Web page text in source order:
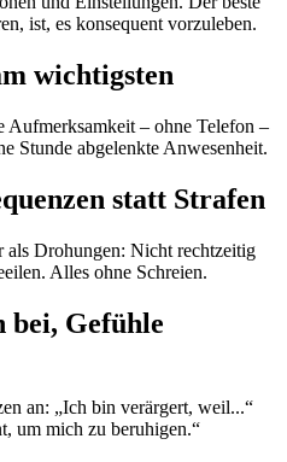
ist, es konsequent vorzuleben.
wichtigsten
Aufmerksamkeit – ohne Telefon –
Stunde abgelenkte Anwesenheit.
statt Strafen
als Drohungen: Nicht rechtzeitig
Alles ohne Schreien.
bei, Gefühle
an: „Ich bin verärgert, weil...“
um mich zu beruhigen.“